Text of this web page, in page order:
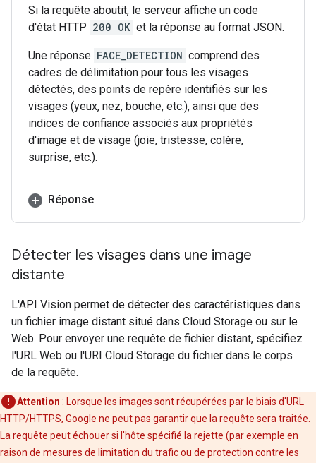
Si la requête aboutit, le serveur affiche un code
d'état HTTP 200 OK et la réponse au format JSON.
Une réponse FACE_DETECTION comprend des
cadres de délimitation pour tous les visages
détectés, des points de repère identifiés sur les
visages (yeux, nez, bouche, etc.), ainsi que des
indices de confiance associés aux propriétés
d'image et de visage (joie, tristesse, colère,
surprise, etc.).
Réponse
Détecter les visages dans une image
distante
L'API Vision permet de détecter des caractéristiques dans
un fichier image distant situé dans Cloud Storage ou sur le
Web. Pour envoyer une requête de fichier distant, spécifiez
l'URL Web ou l'URI Cloud Storage du fichier dans le corps
de la requête.
Attention : Lorsque les images sont récupérées par le biais d'URL
HTTP/HTTPS, Google ne peut pas garantir que la requête sera traitée.
La requête peut échouer si l'hôte spécifié la rejette (par exemple en
raison de mesures de limitation du trafic ou de protection contre les